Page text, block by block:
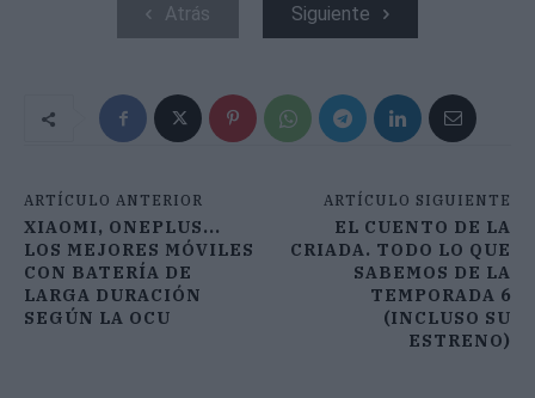
Atrás Siguiente
ARTÍCULO ANTERIOR
XIAOMI, ONEPLUS...
LOS MEJORES MÓVILES
CON BATERÍA DE
LARGA DURACIÓN
SEGÚN LA OCU
ARTÍCULO SIGUIENTE
EL CUENTO DE LA
CRIADA. TODO LO QUE
SABEMOS DE LA
TEMPORADA 6
(INCLUSO SU
ESTRENO)